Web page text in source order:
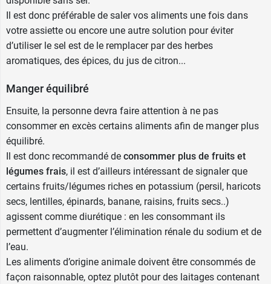
Il est donc préférable de saler vos aliments une fois dans
votre assiette ou encore une autre solution pour éviter
d’utiliser le sel est de le remplacer par des herbes
aromatiques, des épices, du jus de citron...
Manger équilibré
Ensuite, la personne devra faire attention à ne pas
consommer en excès certains aliments afin de manger plus
équilibré.
Il est donc recommandé de consommer plus de fruits et
légumes frais, il est d’ailleurs intéressant de signaler que
certains fruits/légumes riches en potassium (persil, haricots
secs, lentilles, épinards, banane, raisins, fruits secs..)
agissent comme diurétique : en les consommant ils
permettent d’augmenter l’élimination rénale du sodium et de
l’eau.
Les aliments d’origine animale doivent être consommés de
façon raisonnable, optez plutôt pour des laitages contenant